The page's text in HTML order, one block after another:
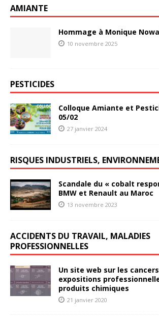
AMIANTE
Hommage à Monique
10 novembre 2025
PESTICIDES
Colloque Amiante et
05/02
27 janvier 2024
RISQUES INDUSTRIELS,
Scandale du « cobalt
BMW et Renault au Maroc
13 novembre 2023
ACCIDENTS DU TRAVAIL, MALADIES
PROFESSIONNELLES
Un site web sur les
expositions
produits chimiques
21 janvier 2020